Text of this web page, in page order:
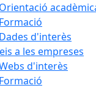
Orientació
Formació
Dades d'interès
a les empreses
d'interès
Formació